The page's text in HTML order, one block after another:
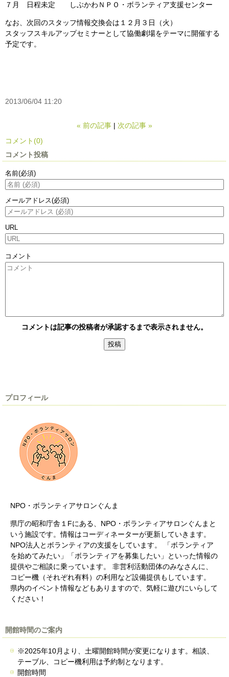
７月 日程未定 しぶかわＮＰＯ・ボランティア支援センター
なお、次回のスタッフ情報交換会は１２月３日（火）
スタッフスキルアップセミナーとして協働劇場をテーマに開催する
予定です。
2013/06/04 11:20
« 前の記事 次の記事 »
コメント(0)
コメント投稿
名前(必須)
メールアドレス(必須)
URL
コメント
コメントは記事の投稿者が承認するまで表示されません。
プロフィール
NPO・ボランティアサロンぐんま
県庁の昭和庁舎１Fにある、NPO・ボランティアサロンぐんまと
いう施設です。情報はコーディネーターが更新していきます。
NPO法人とボランティアの支援をしています。 「ボランティア
を始めてみたい」「ボランティアを募集したい」といった情報の
提供やご相談に乗っています。 非営利活動団体のみなさんに、
コピー機（それぞれ有料）の利用など設備提供もしています。
県内のイベント情報などもありますので、気軽に遊びにいらして
ください！
開館時間のご案内
※2025年10月より、土曜開館時間が変更になります。相談、
テーブル、コピー機利用は予約制となります。
開館時間